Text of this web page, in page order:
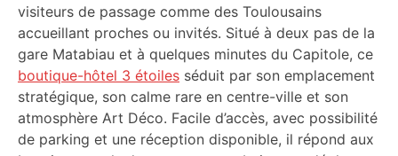
visiteurs de passage comme des Toulousains
accueillant proches ou invités. Situé à deux pas de la
gare Matabiau et à quelques minutes du Capitole, ce
boutique-hôtel 3 étoiles séduit par son emplacement
stratégique, son calme rare en centre-ville et son
atmosphère Art Déco. Facile d’accès, avec possibilité
de parking et une réception disponible, il répond aux